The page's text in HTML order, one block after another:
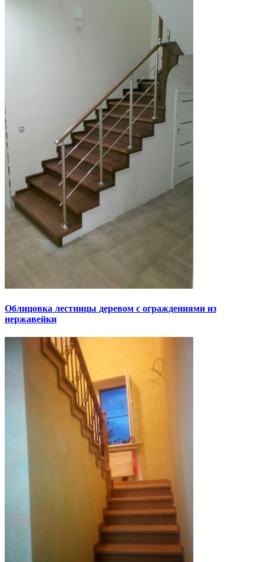
Облицовка лестницы деревом с ограждениями из
нержавейки